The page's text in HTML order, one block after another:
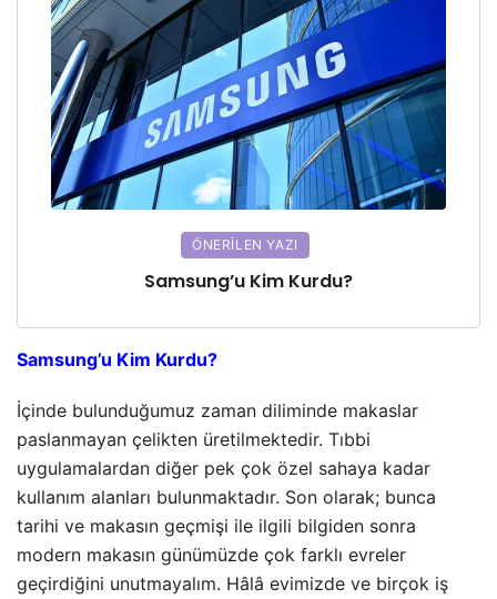
ÖNERILEN YAZI
Samsung’u Kim Kurdu?
Samsung’u Kim Kurdu?
İçinde bulunduğumuz zaman diliminde makaslar
paslanmayan çelikten üretilmektedir. Tıbbi
uygulamalardan diğer pek çok özel sahaya kadar
kullanım alanları bulunmaktadır. Son olarak; bunca
tarihi ve makasın geçmişi ile ilgili bilgiden sonra
modern makasın günümüzde çok farklı evreler
geçirdiğini unutmayalım. Hâlâ evimizde ve birçok iş